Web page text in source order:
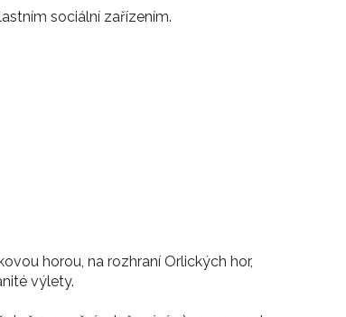
sociální zařízením.
horou, na rozhraní Orlických hor,
výlety.